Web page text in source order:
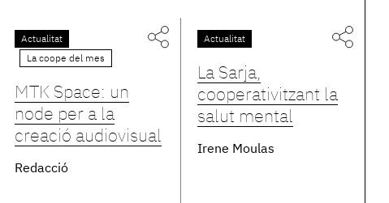
Actualitat
La coope del mes
MTK Space: un
node per a la
creació audiovisual
Redacció
Actualitat
La Sarja,
cooperativitzant la
salut mental
Irene Moulas